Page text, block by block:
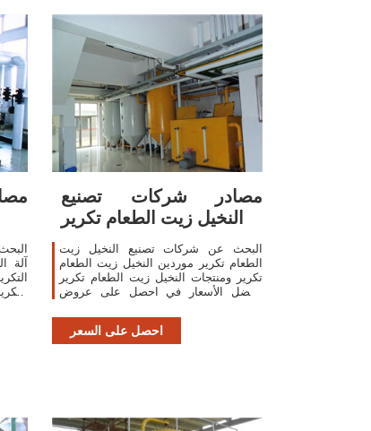
آلة
مصادر شركات تصنيع
النخيل زيت الطعام تكرير
البحث عن شركات تصنيع النخيل زيت
الطعام تكرير موردين النخيل زيت الطعام
تكرير ومنتجات النخيل زيت الطعام تكرير
بأفضل الأسعار في احصل على عروض
احصل على السعر